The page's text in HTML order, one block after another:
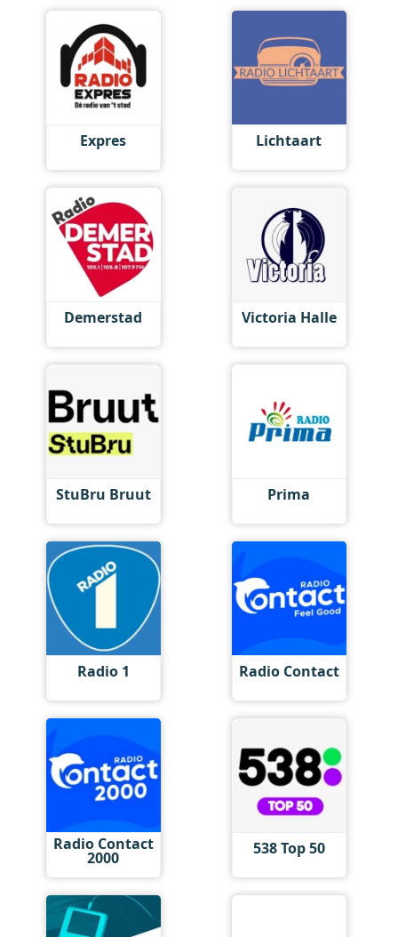
Expres Lichtaart
Demerstad Victoria Halle
StuBru Bruut Prima
Radio 1 Radio Contact
Radio Contact
2000 538 Top 50